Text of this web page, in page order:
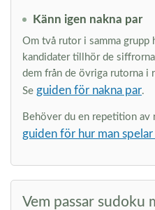
Känn igen nakna par
Om två rutor i samma grupp
kandidater tillhör de
dem från de övriga rutorna i
Se guiden för nakna par.
Behöver du en repetition av
guiden för hur man
Vem passar sudoku